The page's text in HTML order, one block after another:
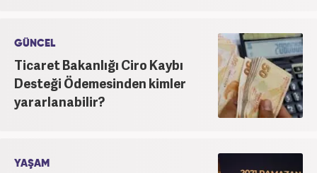
GÜNCEL
Ticaret Bakanlığı Ciro Kaybı
Desteği Ödemesinden kimler
yararlanabilir?
YAŞAM